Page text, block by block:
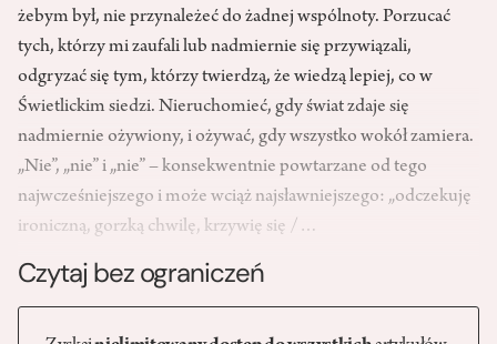
żebym był, nie przynależeć do żadnej wspólnoty. Porzucać
tych, którzy mi zaufali lub nadmiernie się przywiązali,
odgryzać się tym, którzy twierdzą, że wiedzą lepiej, co w
Świetlickim siedzi. Nieruchomieć, gdy świat zdaje się
nadmiernie ożywiony, i ożywać, gdy wszystko wokół zamiera.
„Nie”, „nie” i „nie” – konsekwentnie powtarzane od tego
najwcześniejszego i może wciąż najsławniejszego: „odczekuję
ironiczną, gorzką chwilę, krzywię się /…
Czytaj bez ograniczeń